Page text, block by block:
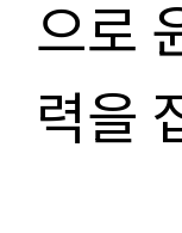
으로
력을